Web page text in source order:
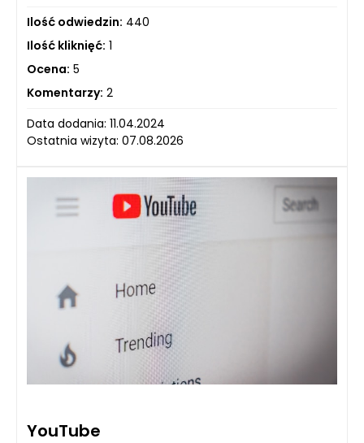
Ilość odwiedzin: 440
Ilość kliknięć: 1
Ocena: 5
Komentarzy: 2
Data dodania: 11.04.2024
Ostatnia wizyta: 07.08.2026
YouTube